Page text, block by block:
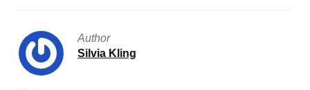
Author
Silvia Kling